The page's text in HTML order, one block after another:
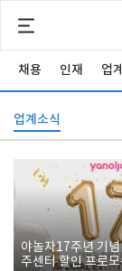
채용 인재 업
업계소식
야놀자17주년 기
주센터 할인 프로